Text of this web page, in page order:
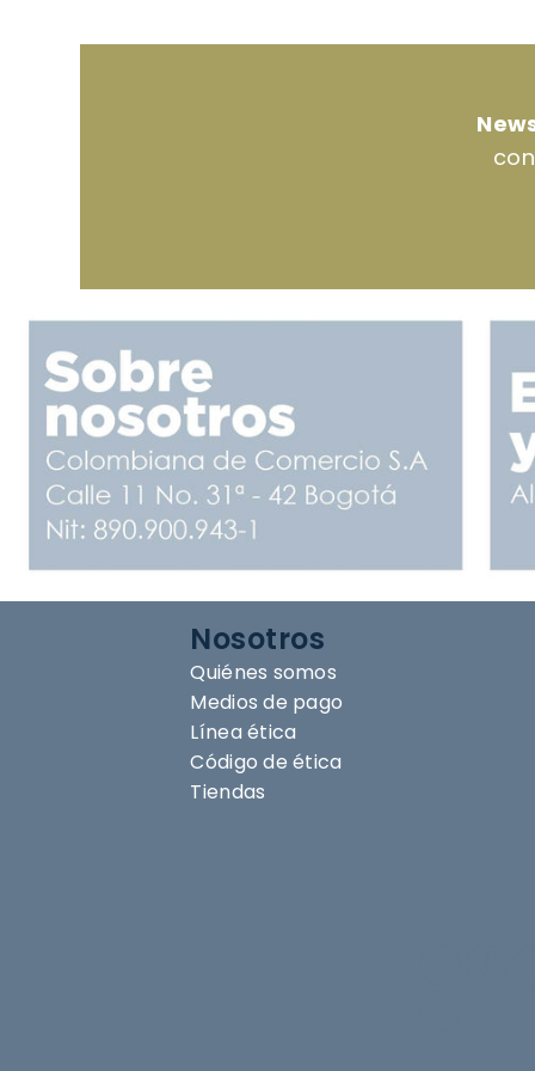
Nosotros
Quiénes somos
Medios de pago
Línea ética
Código de ética
Tiendas